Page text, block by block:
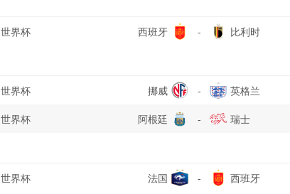
世界杯 西班牙 - 比利时
世界杯 挪威 - 英格兰
世界杯 阿根廷 - 瑞士
世界杯 法国 - 西班牙